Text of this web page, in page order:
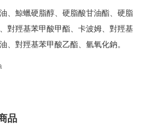
、鯨蠟硬脂醇、硬脂酸甘油酯、硬脂
對羥基苯甲酸甲酯、卡波姆、對羥基
、對羥基苯甲酸乙酯、氫氧化鈉。
品